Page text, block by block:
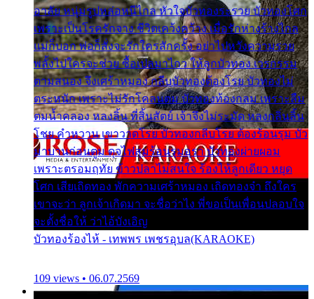
อาลัย หนุ่มรูปหล่อหนีไกล หัวใจบัวทองระรวย บัวทองโศก
เพราะเป็นโรครักจาง ชีวิตเคว้งคว้าง เมื่อรักห่างร้างไกล
แม่ก็บอก พ่อก็สั่งจะรักใครสักครั้ง อย่าไปหวังความรวย
พลั้งไปใครจะช่วย ซื้อเปลมาไกว ให้ลูกบัวทอง เวรกรรม
ตามสนอง จึงเศร้าหมอง กลีบบัวทองต้องโรย บัวทองไม่
ตระหนัก เพราะไม่รักโคลนตม บัวทองท้องกลม เพราะลืม
ตมน้ำคลอง หลงลิ้น ที่สิ้นสัตย์ เจ้าจึงไม่ระมัด หลงกลิ่นลิ้น
โชย คำหวาน เขาวาดโรย บัวทองกลีบโรย ต้องร้อนรุม บัว
มาบานก่อนตูม ดุจไฟสุมร้อนรุมอุรา บัวทองผ่ายผอม
เพราะตรอมฤทัย ข้าวปลาไม่สนใจ ร้องไห้ลูกเดียว หยุด
โศก เสียเถิดทอง พักความเศร้าหมอง เถิดทองจ๋า ถึงใคร
เขาจะว่า ลูกเจ้าเกิดมา จะชื่อว่าไง พี่ขอเป็นเพื่อนปลอบใจ
จะตั้งชื่อให้ ว่าไอ้บังเอิญ
บัวทองร้องไห้ - เทพพร เพชรอุบล(KARAOKE)
109 views • 06.07.2569